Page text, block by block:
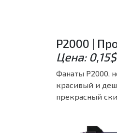
P2000 |
Цена: 0,15$
Фанаты P2000,
красивый и
прекрасный